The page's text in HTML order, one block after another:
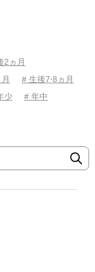
2ヵ月
# 生後7⋅8ヵ月
少
# 年中